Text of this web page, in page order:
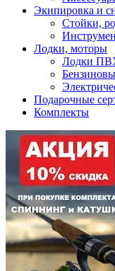
Экипировка и
Стойки,
Лодки, моторы
Лодки
Подарочные
Комплекты